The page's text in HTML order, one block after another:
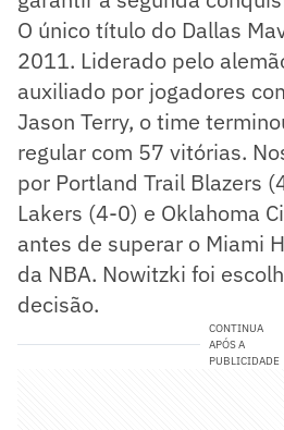
O único título do Dallas
2011. Liderado pelo
auxiliado por jogadores
Jason Terry, o time
regular com 57 vitórias.
por Portland Trail Blazers
Lakers (4-0) e Oklahoma
antes de superar o Miami
da NBA. Nowitzki foi
decisão.
CONTINUA
APÓS A
PUBLICIDADE